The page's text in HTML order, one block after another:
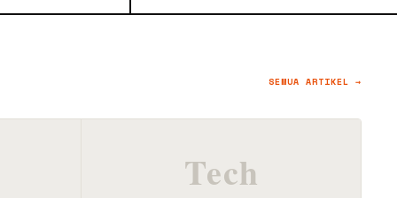
SEMUA ARTIKEL →